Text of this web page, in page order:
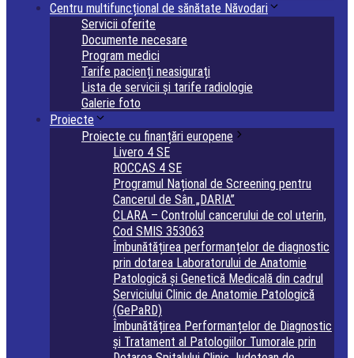
Centru multifuncțional de sănătate Năvodari
Servicii oferite
Documente necesare
Program medici
Tarife pacienți neasigurați
Lista de servicii și tarife radiologie
Galerie foto
Proiecte
Proiecte cu finanțări europene
Livero 4 SE
ROCCAS 4 SE
Programul Național de Screening pentru
Cancerul de Sân „DARIA”
CLARA – Controlul cancerului de col uterin,
Cod SMIS 353063
Îmbunătățirea performanțelor de diagnostic
prin dotarea Laboratorului de Anatomie
Patologică și Genetică Medicală din cadrul
Serviciului Clinic de Anatomie Patologică
(GePaRD)
Îmbunătățirea Performanțelor de Diagnostic
și Tratament al Patologiilor Tumorale prin